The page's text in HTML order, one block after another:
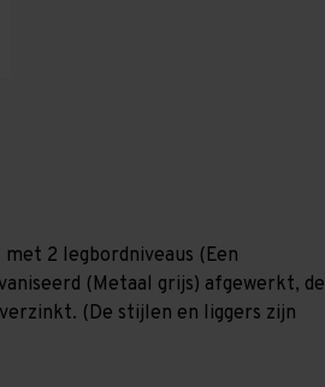
2 legbordniveaus (Een
(Metaal grijs) afgewerkt, de
(De stijlen en liggers zijn